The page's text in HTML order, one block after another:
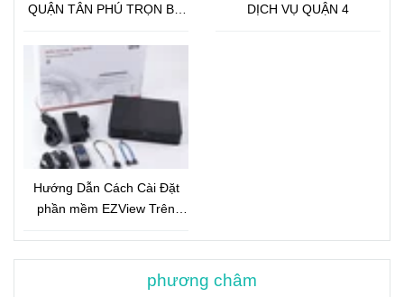
QUẬN TÂN PHÚ TRỌN BỘ
Megapixel
DỊCH VỤ QUẬN 4
Hướng Dẫn Cách Cài Đặt
phần mềm EZView Trên
phương châm